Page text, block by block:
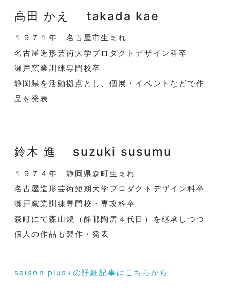
高田 かえ takada kae
１９７１年 名古屋市生まれ
名古屋造形芸術大学プロダクトデザイン科卒
瀬戸窯業訓練専門校卒
静岡県を活動拠点とし、個展・イベントなどで作
品を発表
鈴木 進 suzuki susumu
１９７４年 静岡県森町生まれ
名古屋造形芸術短期大学プロダクトデザイン科卒
瀬戸窯業訓練専門校・専攻科卒
森町にて森山焼（静邨陶房４代目）を継承しつつ
個人の作品も製作・発表
seison plus+の詳細記事はこちらから